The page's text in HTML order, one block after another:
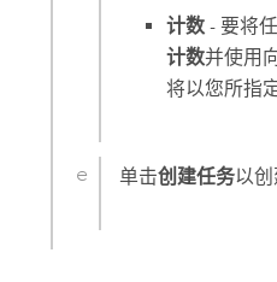
计数 - 要将
计数并使用
将以您所指
单击创建任务以创